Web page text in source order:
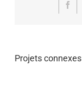
Projets connexes